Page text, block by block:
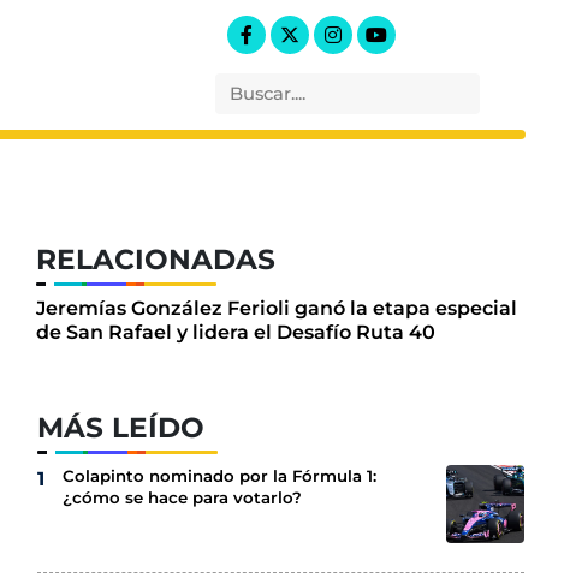
RELACIONADAS
Jeremías González Ferioli ganó la etapa especial
de San Rafael y lidera el Desafío Ruta 40
MÁS LEÍDO
Colapinto nominado por la Fórmula 1:
¿cómo se hace para votarlo?